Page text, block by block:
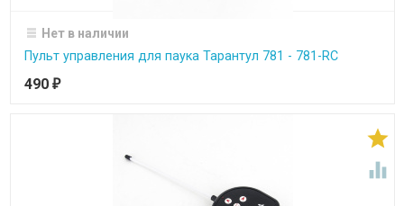
Нет в наличии
Пульт управления для паука Тарантул 781 - 781-RC
490 ₽

